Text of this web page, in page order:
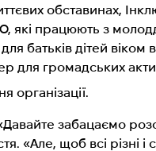
обставинах,
які працюють з
батьків дітей
для громадських
організації.
забацаємо
«Але, щоб всі різні і